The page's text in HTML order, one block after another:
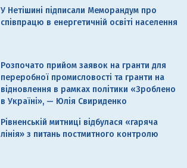
У Нетішині підписали Меморандум про
співпрацю в енергетичній освіті населення
Розпочато прийом заявок на гранти для
переробної промисловості та гранти на
відновлення в рамках політики «Зроблено
в Україні», — Юлія Свириденко
Рівненській митниці відбулася «гаряча
лінія» з питань постмитного контролю